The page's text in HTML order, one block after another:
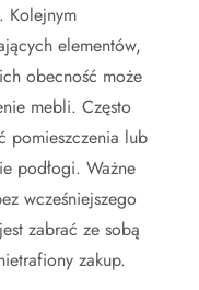
Kolejnym
elementów,
obecność może
mebli. Często
pomieszczenia lub
podłogi. Ważne
wcześniejszego
zabrać ze sobą
zakup.